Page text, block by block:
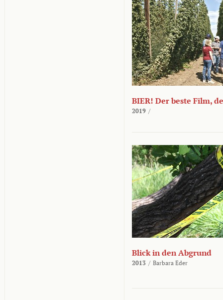
BIER! Der beste Film,
2019 /
Blick in den Abgrund
2013 / Barbara Eder